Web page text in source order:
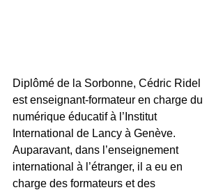
Diplômé de la Sorbonne, Cédric Ridel
est enseignant-formateur en charge du
numérique éducatif à l’Institut
International de Lancy à Genève.
Auparavant, dans l’enseignement
international à l’étranger, il a eu en
charge des formateurs et des